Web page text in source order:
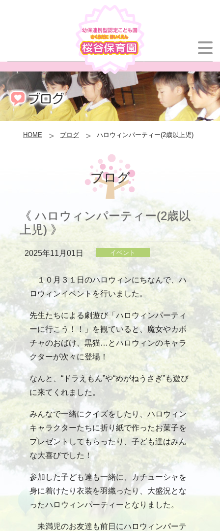
HOME ブログ ハロウィンパーティー(2歳以上児)
ブログ
《 ハロウィンパーティー(2歳以
上児) 》
2025年11月01日 イベント
１０月３１日のハロウィンにちなんで、ハ
ロウィンイベントを行いました。
先生たちによる劇遊び「ハロウィンパーティ
ーに行こう！！」を観ていると、魔女やカボ
チャのおばけ、黒猫…とハロウィンのキャラ
クターが次々に登場！
なんと、“ドラえもん”や“めがねうさぎ”も遊び
に来てくれました。
みんなで一緒にクイズをしたり、ハロウィン
キャラクターたちに折り紙で作ったお菓子を
プレゼントしてもらったり、子ども達はみん
な大喜びでした！
参加した子ども達も一緒に、カチューシャを
身に着けたり衣装を羽織ったり、大盛況とな
ったハロウィンパーティーとなりました。
未満児のお友達も前日にハロウィンパーテ